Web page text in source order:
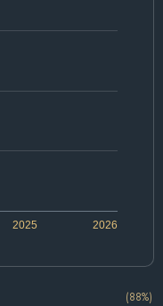
2026
2025
(88%)